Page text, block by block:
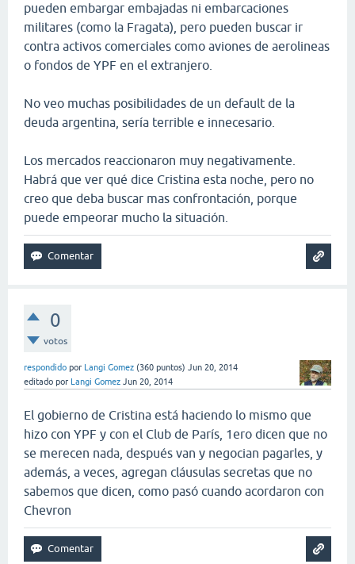
pueden embargar embajadas ni embarcaciones
militares (como la Fragata), pero pueden buscar ir
contra activos comerciales como aviones de aerolineas
o fondos de YPF en el extranjero.
No veo muchas posibilidades de un default de la
deuda argentina, sería terrible e innecesario.
Los mercados reaccionaron muy negativamente.
Habrá que ver qué dice Cristina esta noche, pero no
creo que deba buscar mas confrontación, porque
puede empeorar mucho la situación.
0
votos
respondido por Langi Gomez (360 puntos) Jun 20, 2014
editado por Langi Gomez Jun 20, 2014
El gobierno de Cristina está haciendo lo mismo que
hizo con YPF y con el Club de París, 1ero dicen que no
se merecen nada, después van y negocian pagarles, y
además, a veces, agregan cláusulas secretas que no
sabemos que dicen, como pasó cuando acordaron con
Chevron